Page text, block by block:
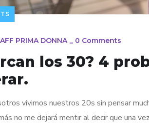
PRIMA DONNA 0 Comments
los 30? 4
vivimos nuestros 20s sin pensar
no me dejará mentir al decir que una